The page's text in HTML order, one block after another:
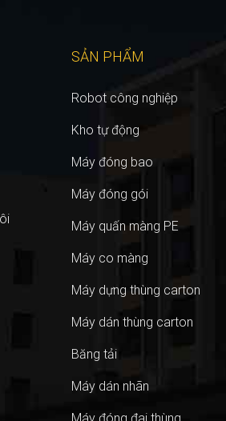
SẢN PHẨM
Robot công nghiệp
Kho tự động
Máy đóng bao
Máy đóng gói
Máy quấn màng PE
Máy co màng
Máy dựng thùng carton
Máy dán thùng carton
Băng tải
Máy dán nhãn
Máy đóng đai thùng